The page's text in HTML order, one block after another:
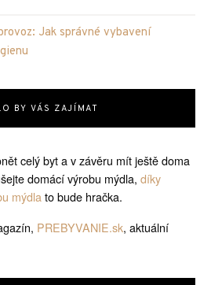
Jak správné vybavení
BY VÁS ZAJÍMAT
celý byt a v závěru mít ještě doma
domácí výrobu mýdla, díky
mýdlato bude hračka.
PREBYVANIE.sk, aktuální